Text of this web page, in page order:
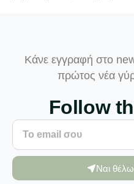
Κάνε εγγραφή στο
πρώτος νέα
Follow
Ναι